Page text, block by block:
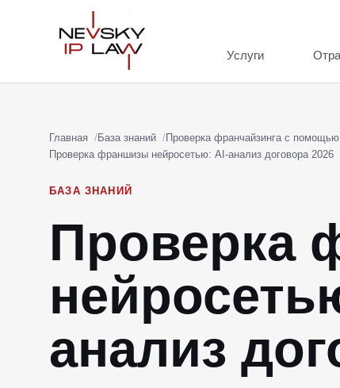
Услуги
Главная База знаний
Проверка франчайзинга с помощью
Проверка франшизы нейросетью: AI-анализ договора 2026
БАЗА ЗНАНИЙ
Проверка
анализ